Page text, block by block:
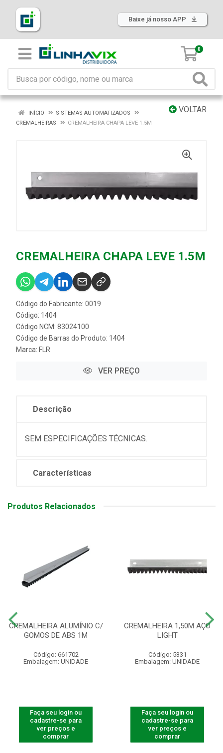
Baixe já nosso APP
0
VOLTAR
INÍCIO
SISTEMAS AUTOMATIZADOS
CREMALHEIRAS
CREMALHEIRA CHAPA LEVE 1.5M
CREMALHEIRA CHAPA LEVE 1.5M
Código do Fabricante: 0019
Código: 1404
Código NCM: 83024100
Código de Barras do Produto: 1404
Marca: FLR
VER PREÇO
Descrição
SEM ESPECIFICAÇÕES TÉCNICAS.
Características
Produtos Relacionados
CREMALHEIRA ALUMÍNIO C/
GOMOS DE ABS 1M
Código: 661702
Embalagem: UNIDADE
Faça seu login ou
cadastre-se para
ver preços e
comprar
CREMALHEIRA 1,50M AÇO
LIGHT
Código: 5331
Embalagem: UNIDADE
Faça seu login ou
cadastre-se para
ver preços e
comprar